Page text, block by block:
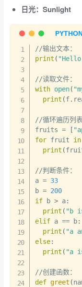
日光：Sunlight
//
print (
//
with open(
print (f.
//循环遍历列表
fruits = [
for fruit in
print (
//判断条件：
a = 33
b = 200
if b > a:
print ( "b
elif a == b:
print ( "a
else:
print ( "a
//
def greet (